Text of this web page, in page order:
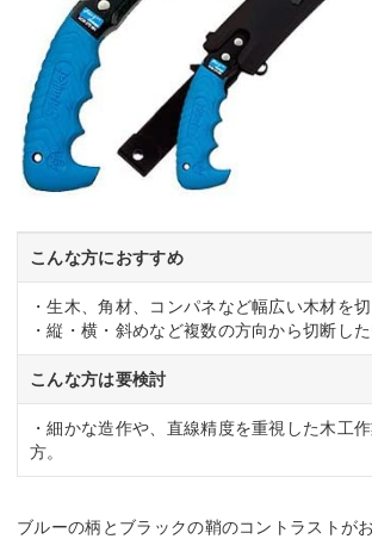
こんな方におすすめ
・生木、角材、コンパネなど幅広い木材を切
・縦・横・斜めなど複数の方向から切断した
こんな方は要検討
・細かな造作や、直線精度を重視した木工
方。
ブルーの柄とブラックの鞘のコントラストが